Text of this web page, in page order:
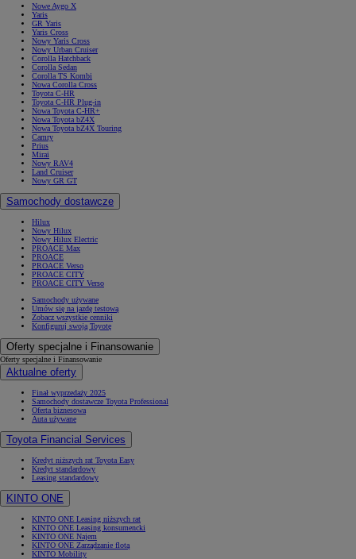
Nowe Aygo X
Yaris
GR Yaris
Yaris Cross
Nowy Yaris Cross
Nowy Urban Cruiser
Corolla Hatchback
Corolla Sedan
Corolla TS Kombi
Nowa Corolla Cross
Toyota C-HR
Toyota C-HR Plug-in
Nowa Toyota C-HR+
Nowa Toyota bZ4X
Nowa Toyota bZ4X Touring
Camry
Prius
Mirai
Nowy RAV4
Land Cruiser
Nowy GR GT
Samochody dostawcze
Hilux
Nowy Hilux
Nowy Hilux Electric
PROACE Max
PROACE
PROACE Verso
PROACE CITY
PROACE CITY Verso
Samochody używane
Umów się na jazdę testową
Zobacz wszystkie cenniki
Konfiguruj swoją Toyotę
Oferty specjalne i Finansowanie
Oferty specjalne i Finansowanie
Aktualne oferty
Finał wyprzedaży 2025
Samochody dostawcze Toyota Professional
Oferta biznesowa
Auta używane
Toyota Financial Services
Kredyt niższych rat Toyota Easy
Kredyt standardowy
Leasing standardowy
KINTO ONE
KINTO ONE Leasing niższych rat
KINTO ONE Leasing konsumencki
KINTO ONE Najem
KINTO ONE Zarządzanie flotą
KINTO Mobility